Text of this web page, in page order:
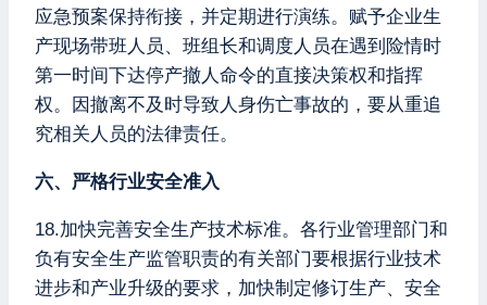
应急预案保持衔接，并定期进行演练。赋予企业生
产现场带班人员、班组长和调度人员在遇到险情时
第一时间下达停产撤人命令的直接决策权和指挥
权。因撤离不及时导致人身伤亡事故的，要从重追
究相关人员的法律责任。
六、严格行业安全准入
18.加快完善安全生产技术标准。各行业管理部门和
负有安全生产监管职责的有关部门要根据行业技术
进步和产业升级的要求，加快制定修订生产、安全